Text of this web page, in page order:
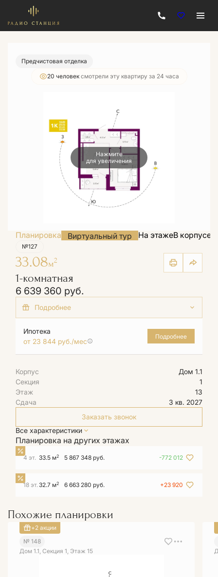
1-комнатная
6 639 360 руб.
Ипотека от 23 844 руб./мес.
Предчистовая отделка
20 человек смотрели эту квартиру за 24 часа
Нажмите
для увеличения
Планировка Виртуальный тур На этажеВ корпусе
№127
33.08м2
1-комнатная
6 639 360 руб.
+2 акции
Базовая ипотека от 12,5% на весь срок
Ипотека
от 23 844 руб./мес
Подробнее
Корпус
Дом 1.1
Секция
1
Этаж
13
Сдача
3 кв. 2027
Заказать звонок
Все характеристики
Планировка на других этажах
4 эт. 33.5 м2 5 867 348 руб. -772 012
18 эт.32.7 м2 6 663 280 руб. +23 920
Похожие планировки
+2 акции
№ 148
Дом 1.1, Секция 1, Этаж 15